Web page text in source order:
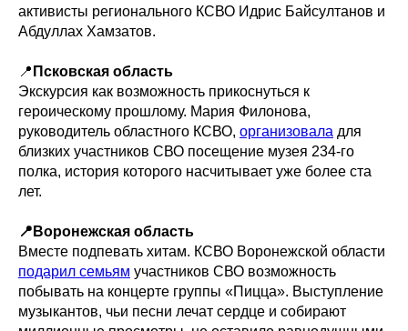
активисты регионального КСВО Идрис Байсултанов и
Абдуллах Хамзатов.
📍 Псковская область
Экскурсия как возможность прикоснуться к
героическому прошлому. Мария Филонова,
руководитель областного КСВО, организовала для
близких участников СВО посещение музея 234-го
полка, история которого насчитывает уже более ста
лет.
📍Воронежская область
Вместе подпевать хитам. КСВО Воронежской области
подарил семьям участников СВО возможность
побывать на концерте группы «Пицца». Выступление
музыкантов, чьи песни лечат сердце и собирают